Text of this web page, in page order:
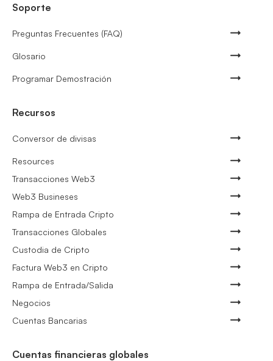
Soporte
Preguntas Frecuentes (FAQ)
Glosario
Programar Demostración
Recursos
Conversor de divisas
Resources
Transacciones Web3
Web3 Busineses
Rampa de Entrada Cripto
Transacciones Globales
Custodia de Cripto
Factura Web3 en Cripto
Rampa de Entrada/Salida
Negocios
Cuentas Bancarias
Cuentas financieras globales